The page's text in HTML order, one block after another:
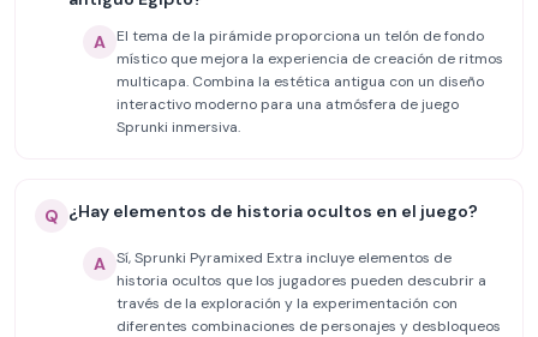
A
El tema de la pirámide proporciona un telón de fondo
místico que mejora la experiencia de creación de ritmos
multicapa. Combina la estética antigua con un diseño
interactivo moderno para una atmósfera de juego
Sprunki inmersiva.
Q ¿Hay elementos de historia ocultos en el juego?
A Sí, Sprunki Pyramixed Extra incluye elementos de
historia ocultos que los jugadores pueden descubrir a
través de la exploración y la experimentación con
diferentes combinaciones de personajes y desbloqueos